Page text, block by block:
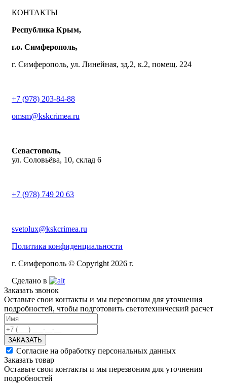
КОНТАКТЫ
Республика Крым,
г.о. Симферополь,
г. Симферополь, ул. Линейная, зд.2, к.2, помещ. 224
+7 (978) 203-84-88
omsm@kskcrimea.ru
Севастополь,
ул. Соловьёва, 10, склад 6
+7 (978) 749 20 63
svetolux@kskcrimea.ru
Политика конфиденциальности
г. Симферополь © Copyright 2026 г.
Сделано в
Заказать звонок
Оставьте свои контакты и мы перезвоним для уточнения
подробностей, чтобы подготовить светотехнический расчет
ЗАКАЗАТЬ
Согласие на обработку персональных данных
Заказать товар
Оставьте свои контакты и мы перезвоним для уточнения
подробностей